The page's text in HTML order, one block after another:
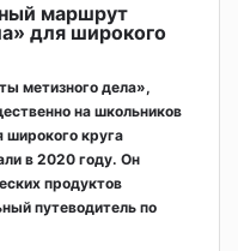
маршрут
для широкого
метизного дела»,
на школьников
широкого круга
в 2020 году. Он
продуктов
путеводитель по